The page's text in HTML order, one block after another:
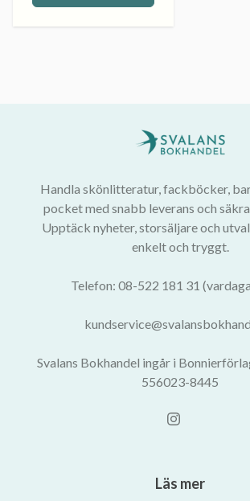
Handla skönlitteratur, fackböcker,
pocket med snabb leverans och
Upptäck nyheter, storsäljare och
enkelt och tryggt.
Telefon: 08-522 181 31
Svalans Bokhandel ingår i
556023-8445
Läs mer